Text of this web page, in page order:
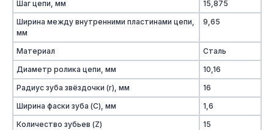
Шаг цепи, мм
15,875
Ширина между внутренними пластинами цепи,
мм
9,65
Материал
Сталь
Диаметр ролика цепи, мм
10,16
Радиус зуба звёздочки (r), мм
16
Ширина фаски зуба (C), мм
1,6
Количество зубьев (Z)
15